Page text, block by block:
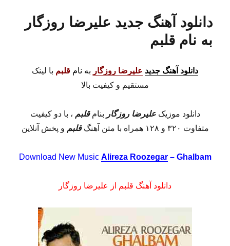
دانلود آهنگ جدید علیرضا روزگار
به نام قلبم
دانلود آهنگ جدید علیرضا روزگار به نام قلبم با لینک
مستقیم و کیفیت بالا
دانلود موزیکعلیرضا روزگار بنامقلبم ، با دو کیفیت
متفاوت ۳۲۰ و ۱۲۸ همراه با متن آهنگ
قلبم و پخش آنلاین
Download New Music Alireza Roozegar– Ghalbam
دانلود آهنگ قلبم از علیرضا روزگار